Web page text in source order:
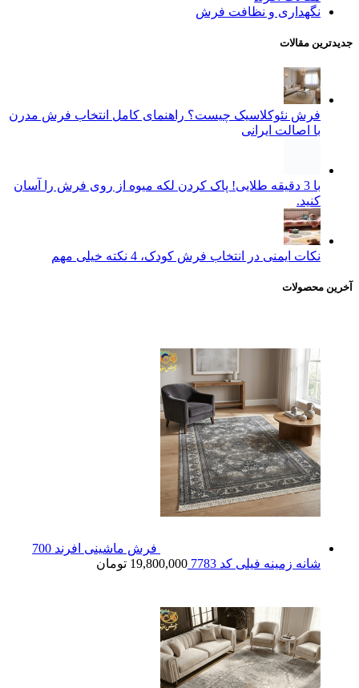
نگهداری و نظافت فرش
جدیدترین مقالات
فرش نئوکلاسیک چیست؟ راهنمای کامل انتخاب فرش مدرن
با اصالت ایرانی
با 3 دقیقه طلایی! پاک کردن لکه میوه از روی فرش را آسان
کنید.
نکات ایمنی در انتخاب فرش کودک، 4 نکته خیلی مهم
آخرین محصولات
فرش ماشینی افرند 700
شانه زمینه فیلی کد 7783
19,800,000 تومان